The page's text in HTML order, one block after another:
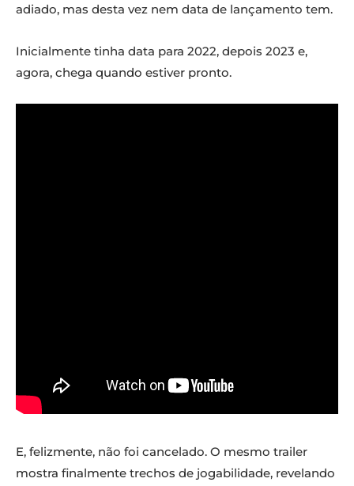
adiado, mas desta vez nem data de lançamento tem.
Inicialmente tinha data para 2022, depois 2023 e,
agora, chega quando estiver pronto.
E, felizmente, não foi cancelado. O mesmo trailer
mostra finalmente trechos de jogabilidade, revelando